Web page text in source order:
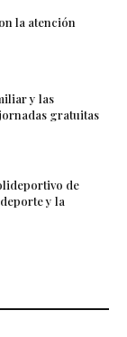
la atención
y las
gratuitas
de
y la